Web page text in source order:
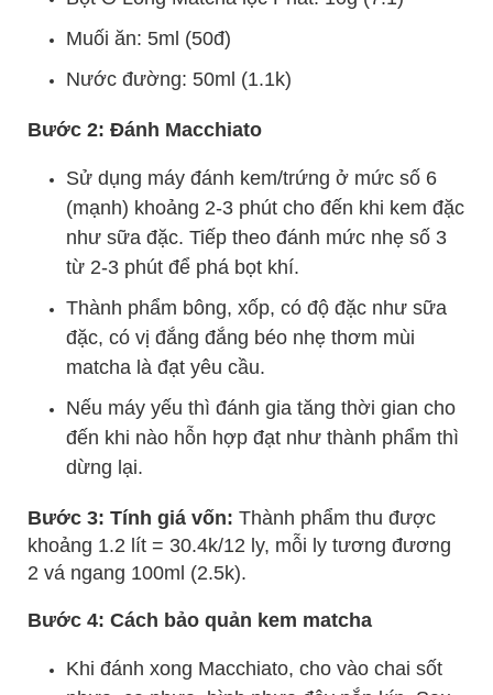
Muối ăn: 5ml (50đ)
Nước đường: 50ml (1.1k)
Bước 2: Đánh Macchiato
Sử dụng máy đánh kem/trứng ở mức số 6
(mạnh) khoảng 2-3 phút cho đến khi kem đặc
như sữa đặc. Tiếp theo đánh mức nhẹ số 3
từ 2-3 phút để phá bọt khí.
Thành phẩm bông, xốp, có độ đặc như sữa
đặc, có vị đắng đắng béo nhẹ thơm mùi
matcha là đạt yêu cầu.
Nếu máy yếu thì đánh gia tăng thời gian cho
đến khi nào hỗn hợp đạt như thành phẩm thì
dừng lại.
Bước 3: Tính giá vốn: Thành phẩm thu được
khoảng 1.2 lít = 30.4k/12 ly, mỗi ly tương đương
2 vá ngang 100ml (2.5k).
Bước 4: Cách bảo quản kem matcha
Khi đánh xong Macchiato, cho vào chai sốt